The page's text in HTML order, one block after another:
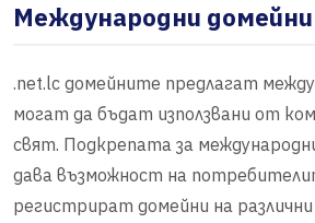
Международни домейни
.net.lc домейните предлагат
могат да бъдат използвани от
свят. Подкрепата за
дава възможност на
регистрират домейни на